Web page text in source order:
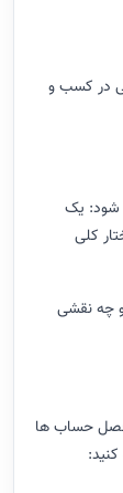
در کسب و
شود: یک
کلی
چه نقشی
حساب ها